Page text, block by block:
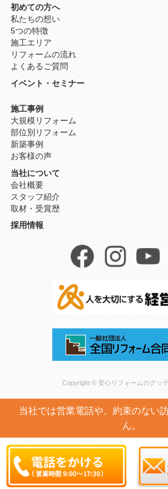
初めての方へ
私たちの想い
5つの特徴
施工エリア
リフォームの流れ
よくあるご質問
イベント・セミナー
施工事例
大規模リフォーム
部位別リフォーム
新築事例
お客様の声
当社について
会社概要
スタッフ紹介
取材・受賞歴
採用情報
Copyright © 安心リフォームのグッ
当社では営業電話や、約束のない
ん。